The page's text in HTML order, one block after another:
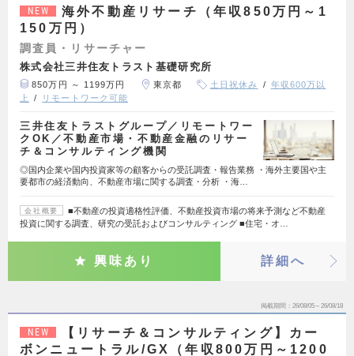
NEW
海外不動産リサーチ（年収850万円～1
150万円）
調査員・リサーチャー
株式会社三井住友トラスト基礎研究所
850万円 ～ 1199万円 東京都 土日祝休み
年収600万以
上
リモートワーク可能
三井住友トラストグループ／リモートワー
クOK／不動産市場・不動産金融のリサー
チ＆コンサルティング機関
◎国内企業や国内投資家等の顧客からの受託調査・報告業務 ・海外主要国や主
要都市の経済動向、不動産市場に関する調査・分析 ・海…
会社概要
■不動産の投資適格性評価、不動産投資市場の将来予測など不動産
投資に関する調査、研究の受託およびコンサルティング ■住宅・オ…
興味あり 詳細へ
掲載期間 26/08/05～26/08/18
NEW
【リサーチ＆コンサルティング】カー
ボンニュートラル/GX（年収800万円～1200